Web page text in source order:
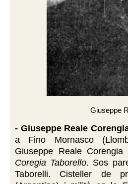
Giuseppe
- Giuseppe Reale
a Fino Mornasco
Giuseppe Reale
Coregia Taborello. Sos
Taborelli. Cisteller de